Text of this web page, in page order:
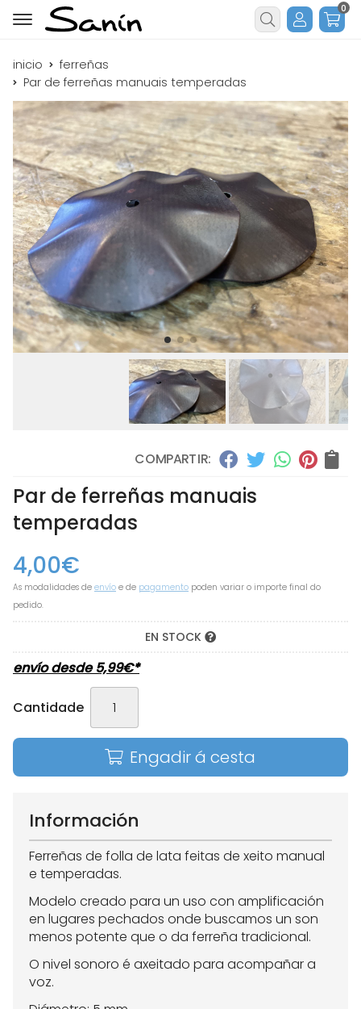
Buscar
0
inicio
ferreñas
Par de ferreñas manuais temperadas
COMPARTIR:
Par de ferreñas manuais
temperadas
4,00€
As modalidades de envío e de pagamento poden variar o importe final do
pedido.
EN STOCK
envío desde5,99€*
Cantidade
Engadir á cesta
Información
Ferreñas de folla de lata feitas de xeito manual
e temperadas.
Modelo creado para un uso con amplificación
en lugares pechados onde buscamos un son
menos potente que o da ferreña tradicional.
O nivel sonoro é axeitado para acompañar a
voz.